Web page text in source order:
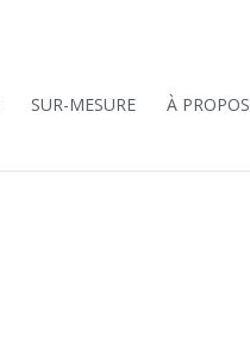
SUR-MESURE À PROPOS